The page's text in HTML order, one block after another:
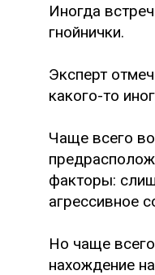
Иногда
гнойнички.
Эксперт
какого-то
Чаще всего
факторы:
агрессивное
Но чаще
нахождение